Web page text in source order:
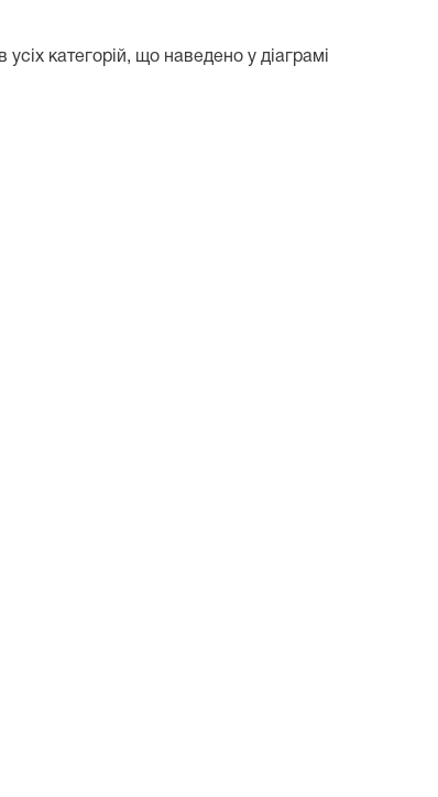
категорій, що наведено у діаграмі